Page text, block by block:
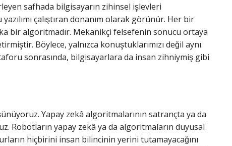
safhada bilgisayarın zihinsel işlevleri
çalıştıran donanım olarak görünür. Her bir
bir algoritmadır. Mekanikçi felsefenin sonucu ortaya
Böylece, yalnızca konuştuklarımızı değil aynı
sonrasında, bilgisayarlara da insan zihniymiş gibi
Yapay zekâ algoritmalarının satrançta ya da
Robotların yapay zekâ ya da algoritmaların duyusal
hiçbirini insan bilincinin yerini tutamayacağını